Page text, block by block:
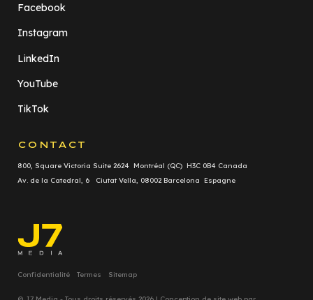
Facebook
Instagram
LinkedIn
YouTube
TikTok
CONTACT
800, Square Victoria Suite 2624 Montréal (QC) H3C 0B4 Canada
Av. de la Catedral, 6 Ciutat Vella, 08002 Barcelona Espagne
Confidentialité Termes Sitemap